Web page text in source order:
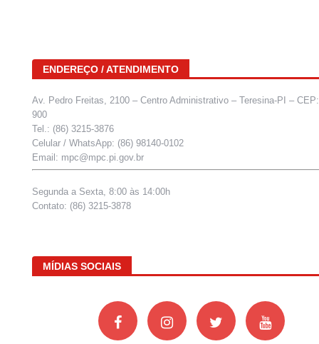
ENDEREÇO / ATENDIMENTO
Av. Pedro Freitas, 2100 – Centro Administrativo – Teresina-PI –
900
Tel.: (86) 3215-3876
Celular / WhatsApp: (86) 98140-0102
Email: mpc@mpc.pi.gov.br
Segunda a Sexta, 8:00 às 14:00h
Contato: (86) 3215-3878
MÍDIAS SOCIAIS